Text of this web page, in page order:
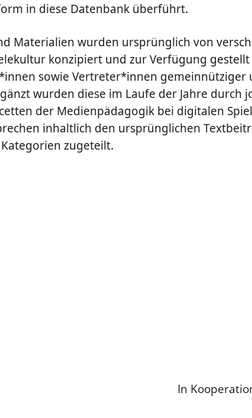
in diese Datenbank überführt.
Materialien wurden ursprünglich von
konzipiert und zur Verfügung gestellt
sowie Vertreter*innen gemeinnütziger
wurden diese im Laufe der Jahre durch
der Medienpädagogik bei digitalen
inhaltlich den ursprünglichen
zugeteilt.
In